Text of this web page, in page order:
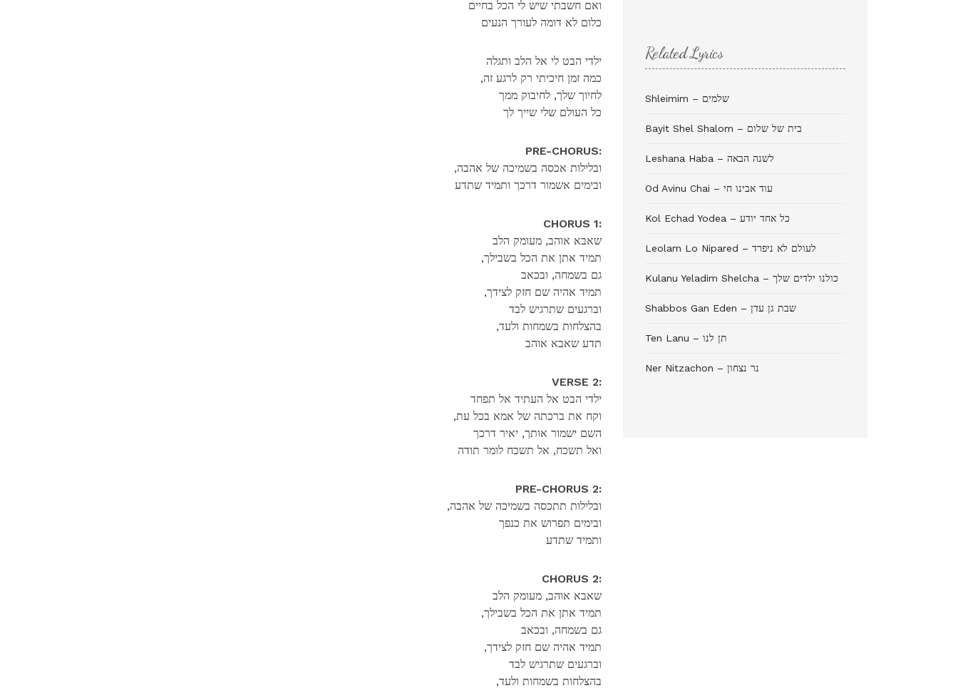
ואם חשבתי שיש לי הכל בחיים
כלום לא דומה לעורך הנעים
ילדי הבט לי אל הלב ותגלה
,כמה זמן חיכיתי רק לרגע זה
לחיוך שלך, לחיבוק ממך
כל העולם שלי שייך לך
PRE-CHORUS:
,ובלילות אכסה בשמיכה של אהבה
ובימים אשמור דרכך ותמיד שתדע
CHORUS 1:
שאבא אוהב, מעומק הלב
,תמיד אתן את הכל בשבילך
גם בשמחה, ובכאב
,תמיד אהיה שם חזק לצידך
וברגעים שתרגיש לבד
,בהצלחות בשמחות ולעד
תדע שאבא אוהב
VERSE 2:
ילדי הבט אל העתיד אל תפחד
,וקח את ברכתה של אמא בכל עת
השם ישמור אותך, יאיר דרכך
ואל תשכח, אל תשכח לומר תודה
PRE-CHORUS 2:
,ובלילות תתכסה בשמיכה של אהבה
ובימים תפרוש את כנפך
ותמיד שתדע
CHORUS 2:
שאבא אוהב, מעומק הלב
,תמיד אתן את הכל בשבילך
גם בשמחה, ובכאב
,תמיד אהיה שם חזק לצידך
וברגעים שתרגיש לבד
,בהצלחות בשמחות ולעד
Related Lyrics
Shleimim – שלמים
Bayit Shel Shalom – בית של שלום
Leshana Haba – לשנה הבאה
Od Avinu Chai – עוד אבינו חי
Kol Echad Yodea – כל אחד יודע
Leolam Lo Nipared – לעולם לא ניפרד
Kulanu Yeladim Shelcha – כולנו ילדים שלך
Shabbos Gan Eden – שבת גן עדן
Ten Lanu – תן לנו
Ner Nitzachon – נר נצחון